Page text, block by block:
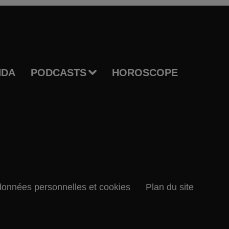
PODCASTS HOROSCOPE
personnelles et cookies Plan du site